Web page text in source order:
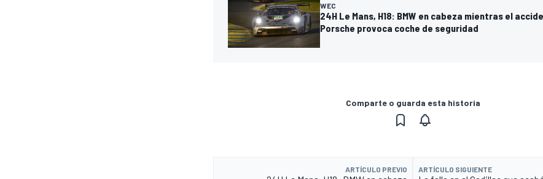
WEC
24H Le Mans, H18: BMW en cabeza mientras el
Porsche provoca coche de seguridad
Comparte o guarda esta historia
ARTÍCULO PREVIO ARTÍCULO SIGUIENTE